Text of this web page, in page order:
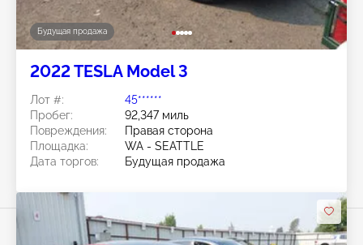
Будущая продажа
2022 TESLA Model 3
Лот #:
45******
Пробег:
92,347 миль
Повреждения:
Правая сторона
Площадка:
WA - SEATTLE
Дата торгов:
Будущая продажа